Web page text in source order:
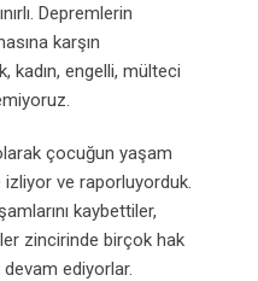
Depremlerin
karşın
kadın, engelli, mülteci
çocuğun yaşam
izliyor ve raporluyorduk.
kaybettiler,
zincirinde birçok hak
devam ediyorlar.